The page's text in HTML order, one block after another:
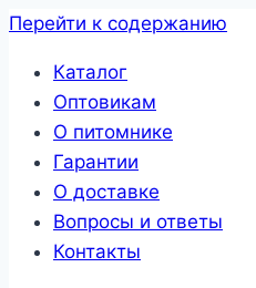
Перейти к содержанию
Каталог
Оптовикам
О питомнике
Гарантии
О доставке
Вопросы и ответы
Контакты